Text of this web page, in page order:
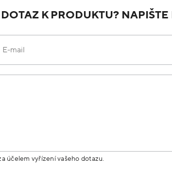
K PRODUKTU? NAPIŠTE
E-mail
účelem vyřízení vašeho dotazu.